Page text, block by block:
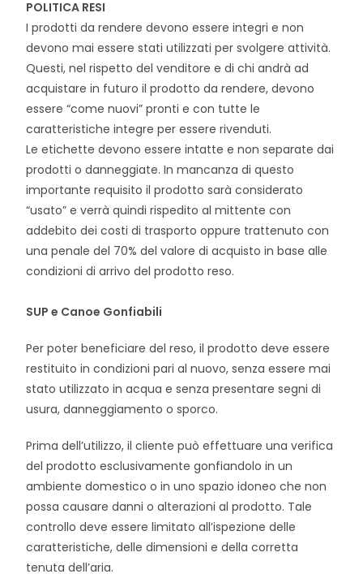
POLITICA RESI
I prodotti da rendere devono essere integri e non
devono mai essere stati utilizzati per svolgere attività.
Questi, nel rispetto del venditore e di chi andrà ad
acquistare in futuro il prodotto da rendere, devono
essere “come nuovi” pronti e con tutte le
caratteristiche integre per essere rivenduti.
Le etichette devono essere intatte e non separate dai
prodotti o danneggiate. In mancanza di questo
importante requisito il prodotto sarà considerato
“usato” e verrà quindi rispedito al mittente con
addebito dei costi di trasporto oppure trattenuto con
una penale del 70% del valore di acquisto in base alle
condizioni di arrivo del prodotto reso.
SUP e Canoe Gonfiabili
Per poter beneficiare del reso, il prodotto deve essere
restituito in condizioni pari al nuovo, senza essere mai
stato utilizzato in acqua e senza presentare segni di
usura, danneggiamento o sporco.
Prima dell’utilizzo, il cliente può effettuare una verifica
del prodotto esclusivamente gonfiandolo in un
ambiente domestico o in uno spazio idoneo che non
possa causare danni o alterazioni al prodotto. Tale
controllo deve essere limitato all’ispezione delle
caratteristiche, delle dimensioni e della corretta
tenuta dell’aria.